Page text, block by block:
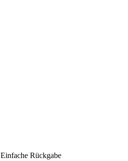
Einfache Rückgabe